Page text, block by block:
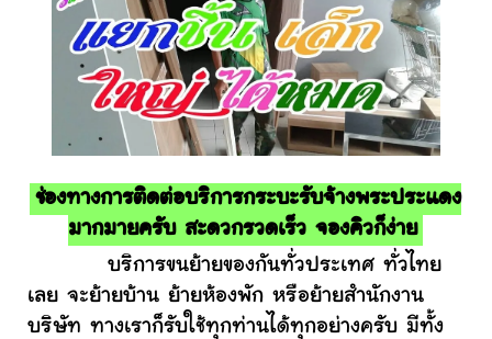
ช่องทางการติดต่อบริการกระบะรับจ้างพระประแดง
มากมายครับ สะดวกรวดเร็ว จองคิวก็ง่าย
บริการขนย้ายของกันทั่วประเทศ ทั่วไทย
เลย จะย้ายบ้าน ย้ายห้องพัก หรือย้ายสำนักงาน
บริษัท ทางเราก็รับใช้ทุกท่านได้ทุกอย่างครับ มีทั้ง